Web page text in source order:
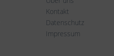
Kontakt
Datenschutz
Impressum